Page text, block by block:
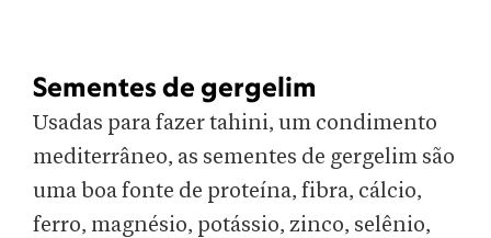
Sementes de gergelim
Usadas para fazer tahini, um condimento
mediterrâneo, as sementes de gergelim são
uma boa fonte de proteína, fibra, cálcio,
ferro, magnésio, potássio, zinco, selênio,